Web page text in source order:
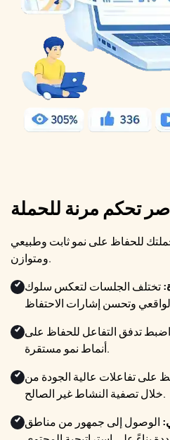
تحكم مرنة للحملة
للحفاظ على نمو ثابت وطبيعي
ومتوازن.
تختلف الجلسات لتعكس سلوك
اضبط تدفق التفاعل للحفاظ على
أنماط نمو مستقرة.
على تفاعلات عالية الجودة من
خلال تصفية النشاط غير الصالح.
الوصول إلى جمهور من مناطق